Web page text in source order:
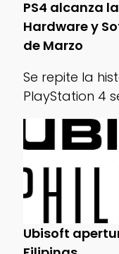
PS4 alcanza
Hardware y
de Marzo
Se repite la
PlayStation 4
Ubisoft